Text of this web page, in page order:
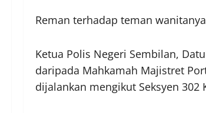
Reman terhadap teman
Ketua Polis Negeri Sembilan,
daripada Mahkamah Majistret
dijalankan mengikut Seksyen 302